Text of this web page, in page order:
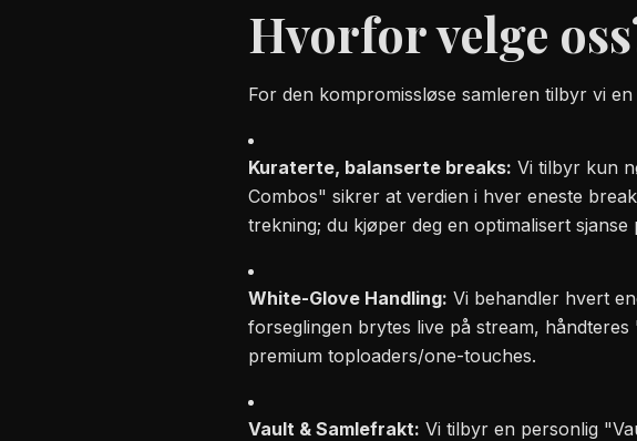
Hvorfor velge
For den kompromissløse samleren tilbyr vi
Kuraterte, balanserte breaks: Vi tilbyr kun
Combos" sikrer at verdien i hver eneste
trekning; du kjøper deg en optimalisert
White-Glove Handling: Vi behandler hvert
forseglingen brytes live på stream,
premium toploaders/one-touches.
Vault & Samlefrakt: Vi tilbyr en personlig